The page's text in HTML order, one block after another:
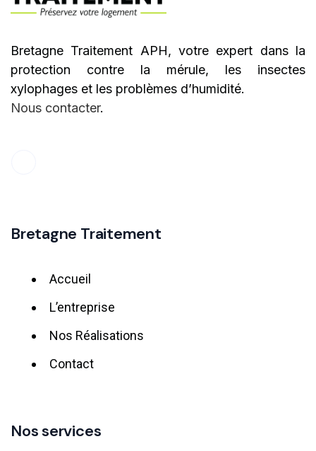
Bretagne Traitement APH, votre expert dans la
protection contre la mérule, les insectes
xylophages et les problèmes d’humidité.
Nous contacter.
Bretagne Traitement
Accueil
L’entreprise
Nos Réalisations
Contact
Nos services